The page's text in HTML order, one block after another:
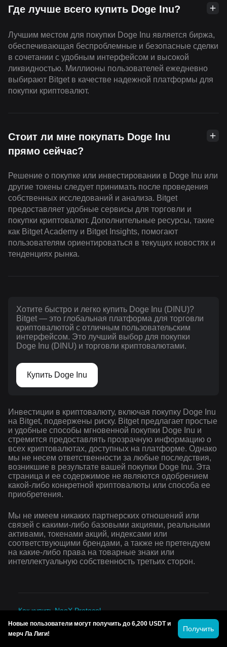
Где лучше всего купить Doge Inu?
Лучшим местом для покупки Doge Inu является биржа,
обеспечивающая беспроблемные и безопасные сделки
в сочетании с удобным интерфейсом и высокой
ликвидностью. Миллионы пользователей ежедневно
выбирают Bitget в качестве надежной платформы для
покупки криптовалют.
Стоит ли мне покупать Doge Inu
прямо сейчас?
Решение о покупке или инвестировании в Doge Inu или
другие токены следует принимать после проведения
собственных исследований и анализа. Bitget
предоставляет удобные сервисы для торговли и
покупки криптовалют. Дополнительные ресурсы, такие
как Bitget Academy и Bitget Insights, помогают
пользователям ориентироваться в текущих новостях и
тенденциях рынка.
Хотите быстро и легко купить Doge Inu (DINU)?
Bitget — это глобальная платформа для торговли
криптовалютой с отличным пользовательским
интерфейсом. Это лучший выбор для покупки
Doge Inu (DINU) и торговли криптовалютами.
Купить Doge Inu
Инвестиции в криптовалюту, включая покупку Doge Inu
на Bitget, подвержены риску. Bitget предлагает простые
и удобные способы мгновенной покупки Doge Inu и
стремится предоставлять прозрачную информацию о
всех криптовалютах, доступных на платформе. Однако
мы не несем ответственности за любые последствия,
возникшие в результате вашей покупки Doge Inu. Эта
страница и ее содержимое не являются одобрением
какой-либо конкретной криптовалюты или способа ее
приобретения.
Мы не имеем никаких партнерских отношений или
связей с какими-либо базовыми акциями, реальными
активами, токенами акций, индексами или
соответствующими брендами, а также не претендуем
на какие-либо права на товарные знаки или
интеллектуальную собственность третьих сторон.
Как купить NaoX Protocol
Новые пользователи могут получить до 6,200 USDT и
мерч Ла Лиги!
Получить